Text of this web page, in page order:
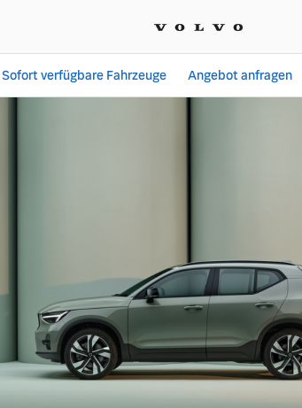
(MHEV
Sofort verfügbare Fahrzeuge Angebot anfragen